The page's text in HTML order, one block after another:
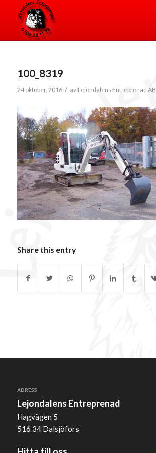
100_8319
24 oktober, 2016 / av Lejondalens Entreprenad AB
Share this entry
ADRESS
Lejondalens Entreprenad
Hagvägen 5
516 34 Dalsjöfors